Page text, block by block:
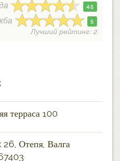
4.5
5
Лучший рейтинг: 2
терраса 100
Отепя, Валга